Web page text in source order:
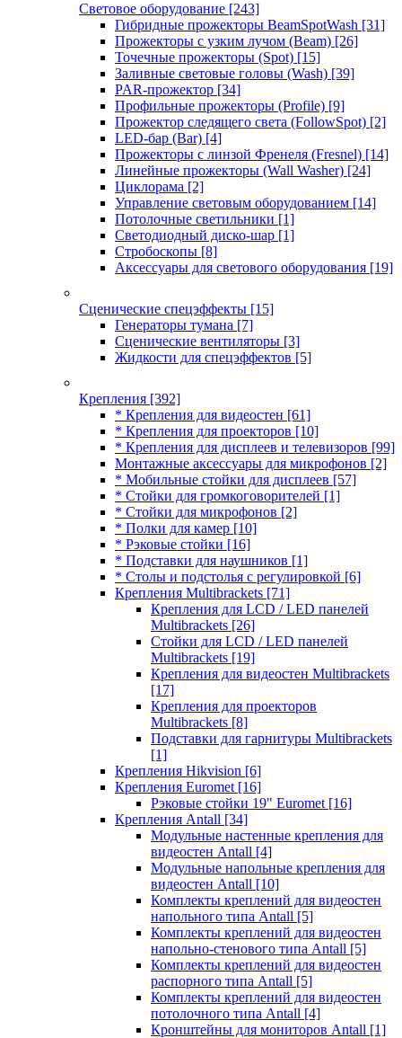
Световое оборудование [243]
Гибридные прожекторы BeamSpotWash [31]
Прожекторы с узким лучом (Beam) [26]
Точечные прожекторы (Spot) [15]
Заливные световые головы (Wash) [39]
PAR-прожектор [34]
Профильные прожекторы (Profile) [9]
Прожектор следящего света (FollowSpot) [2]
LED-бар (Bar) [4]
Прожекторы с линзой Френеля (Fresnel) [14]
Линейные прожекторы (Wall Washer) [24]
Циклорама [2]
Управление световым оборудованием [14]
Потолочные светильники [1]
Светодиодный диско-шар [1]
Стробоскопы [8]
Аксессуары для светового оборудования [19]
Сценические спецэффекты [15]
Генераторы тумана [7]
Сценические вентиляторы [3]
Жидкости для спецэффектов [5]
Крепления [392]
* Крепления для видеостен [61]
* Крепления для проекторов [10]
* Крепления для дисплеев и телевизоров [99]
Монтажные аксессуары для микрофонов [2]
* Мобильные стойки для дисплеев [57]
* Стойки для громкоговорителей [1]
* Стойки для микрофонов [2]
* Полки для камер [10]
* Рэковые стойки [16]
* Подставки для наушников [1]
* Столы и подстолья с регулировкой [6]
Крепления Multibrackets [71]
Крепления для LCD / LED панелей
Multibrackets [26]
Стойки для LCD / LED панелей
Multibrackets [19]
Крепления для видеостен Multibrackets
[17]
Крепления для проекторов
Multibrackets [8]
Подставки для гарнитуры Multibrackets
[1]
Крепления Hikvision [6]
Крепления Euromet [16]
Рэковые стойки 19" Euromet [16]
Крепления Antall [34]
Модульные настенные крепления для
видеостен Antall [4]
Модульные напольные крепления для
видеостен Antall [10]
Комплекты креплений для видеостен
напольного типа Antall [5]
Комплекты креплений для видеостен
напольно-стенового типа Antall [5]
Комплекты креплений для видеостен
распорного типа Antall [5]
Комплекты креплений для видеостен
потолочного типа Antall [4]
Кронштейны для мониторов Antall [1]